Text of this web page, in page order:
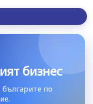
бизнес
по